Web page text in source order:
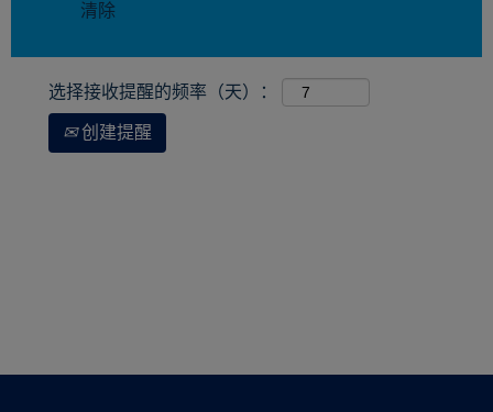
清除
选择接收提醒的频率（天）：
创建提醒